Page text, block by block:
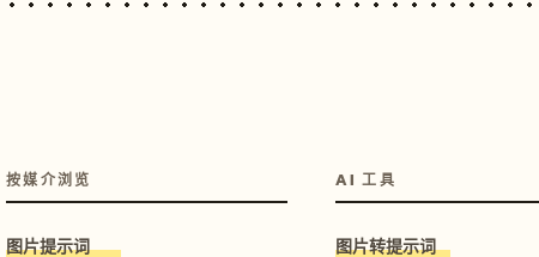
按媒介浏览
图片提示词
AI 工具
图片转提示词